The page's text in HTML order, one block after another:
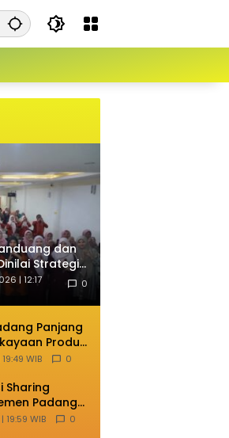
dan
Strategis
Usia Anak
| 12:17 0
Panjang
Produk
WIB 0
Sharing
Padang;
Lakukan
WIB 0